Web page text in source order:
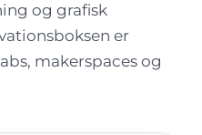
og grafisk
er
makerspaces og